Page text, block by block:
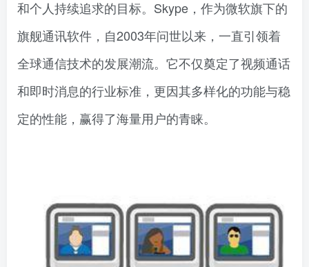
和个人持续追求的目标。Skype，作为微软旗下的
旗舰通讯软件，自2003年问世以来，一直引领着
全球通信技术的发展潮流。它不仅奠定了视频通话
和即时消息的行业标准，更因其多样化的功能与稳
定的性能，赢得了海量用户的青睐。